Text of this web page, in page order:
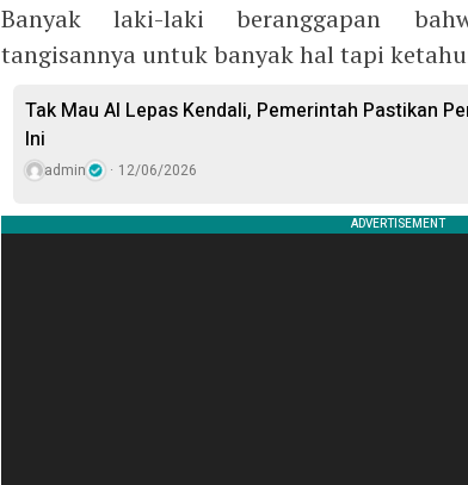
Banyak laki-laki beranggapan
tangisannya untuk banyak hal tapi
Tak Mau AI Lepas Kendali, Pemerintah Pastikan
Ini
admin 12/06/2026